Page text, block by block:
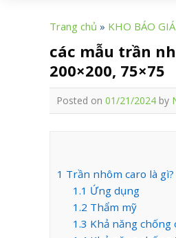
Trang chủ » KHO BÁO GIÁ
các mẫu trần
200×200, 75×75
Posted on 01/21/2024 by
1 Trần nhôm caro là gì?
1.1 Ứng dụng
1.2 Thẩm mỹ
1.3 Khả năng chống